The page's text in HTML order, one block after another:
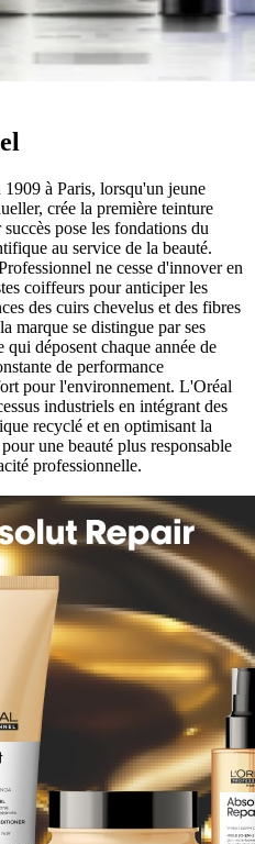
à Paris, lorsqu'un jeune
crée la première teinture
pose les fondations du
au service de la beauté.
ne cesse d'innover en
coiffeurs pour anticiper les
des cuirs chevelus et des fibres
marque se distingue par ses
qui déposent chaque année de
de performance
pour l'environnement. L'Oréal
industriels en intégrant des
recyclé et en optimisant la
une beauté plus responsable
professionnelle.